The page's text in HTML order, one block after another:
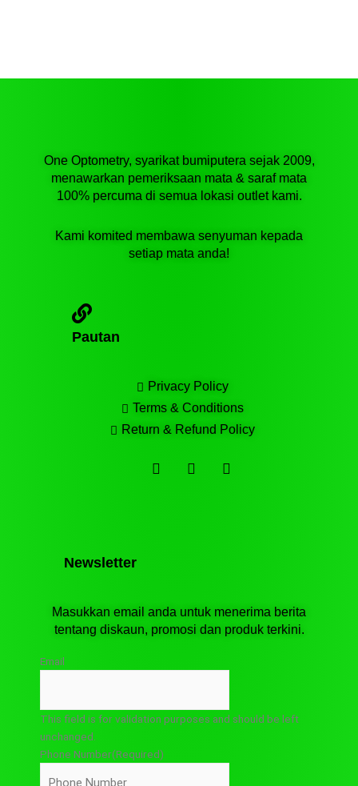
One Optometry, syarikat bumiputera sejak 2009,
menawarkan pemeriksaan mata & saraf mata
100% percuma di semua lokasi outlet kami.
Kami komited membawa senyuman kepada
setiap mata anda!
Pautan
Privacy Policy
Terms & Conditions
Return & Refund Policy
F
a
T
e
T
i
Newsletter
Masukkan email anda untuk menerima berita
tentang diskaun, promosi dan produk terkini.
Email
This field is for validation purposes and should be left
unchanged.
Phone Number(Required)